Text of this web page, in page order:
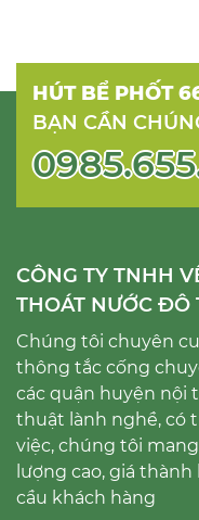
HÚT BỂ PHỐT
BẠN CẦN
CÔNG TY TNHH
THOÁT NƯỚC ĐÔ
Chúng tôi chuyên
thông tắc cống
các quận huyện nội
thuật lành nghề, có
việc, chúng tôi
lượng cao, giá
cầu khách hàng